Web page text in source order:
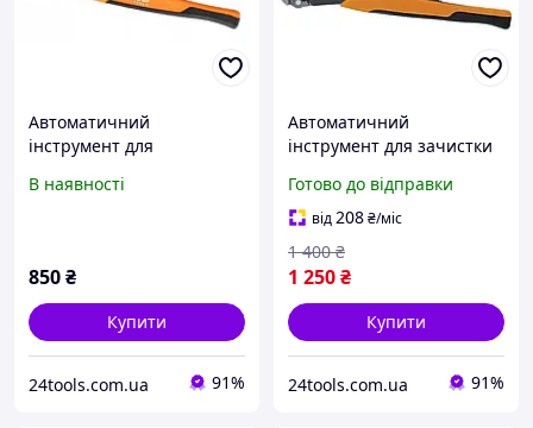
Автоматичний
інструмент для
Tools 01-542 200 мм
В наявності
850₴
Купити
24tools.com.ua 91%
Автоматичний
інструмент для зачистки
NEO Tools 01-500
Готово до відправки
від208₴/міс
1 250₴
1 400 ₴
Купити
24tools.com.ua 91%